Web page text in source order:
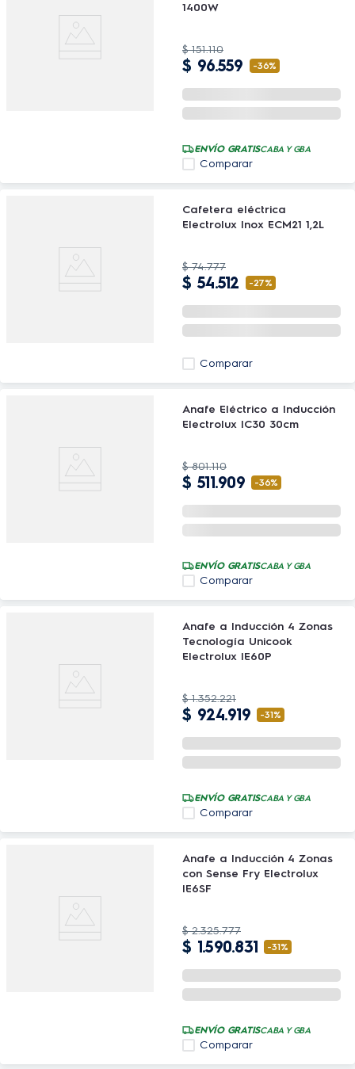
1400W
$ 151.110
$ 96.559 -36%
ENVÍO GRATISCABA Y GBA
Comparar
Cafetera eléctrica
Electrolux Inox ECM21 1,2L
$ 74.777
$ 54.512 -27%
Comparar
Anafe Eléctrico a Inducción
Electrolux IC30 30cm
$ 801.110
$ 511.909 -36%
ENVÍO GRATISCABA Y GBA
Comparar
Anafe a Inducción 4 Zonas
Tecnología Unicook
Electrolux IE60P
$ 1.352.221
$ 924.919 -31%
ENVÍO GRATISCABA Y GBA
Comparar
Anafe a Inducción 4 Zonas
con Sense Fry Electrolux
IE6SF
$ 2.325.777
$ 1.590.831 -31%
ENVÍO GRATISCABA Y GBA
Comparar